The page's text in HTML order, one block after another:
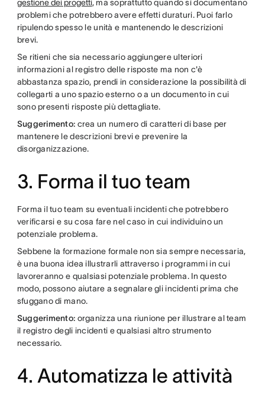
gestione dei progetti, ma soprattutto quando si documentano
problemi che potrebbero avere effetti duraturi. Puoi farlo
ripulendo spesso le unità e mantenendo le descrizioni
brevi.
Se ritieni che sia necessario aggiungere ulteriori
informazioni al registro delle risposte ma non c'è
abbastanza spazio, prendi in considerazione la possibilità di
collegarti a uno spazio esterno o a un documento in cui
sono presenti risposte più dettagliate.
Suggerimento: crea un numero di caratteri di base per
mantenere le descrizioni brevi e prevenire la
disorganizzazione.
3. Forma il tuo team
Forma il tuo team su eventuali incidenti che potrebbero
verificarsi e su cosa fare nel caso in cui individuino un
potenziale problema.
Sebbene la formazione formale non sia sempre necessaria,
è una buona idea illustrarli attraverso i programmi in cui
lavoreranno e qualsiasi potenziale problema. In questo
modo, possono aiutare a segnalare gli incidenti prima che
sfuggano di mano.
Suggerimento: organizza una riunione per illustrare al team
il registro degli incidenti e qualsiasi altro strumento
necessario.
4. Automatizza le attività